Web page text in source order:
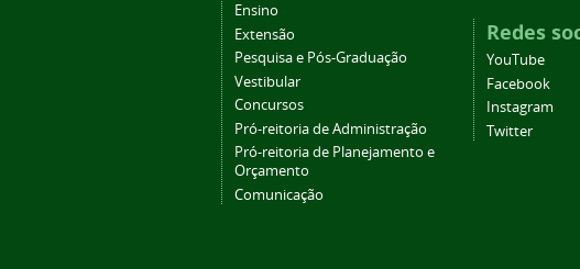
Ensino
Extensão
Pesquisa e Pós-Graduação
Vestibular
Concursos
Pró-reitoria de Administração
Pró-reitoria de Planejamento e
Orçamento
Comunicação
Redes
YouTube
Facebook
Instagram
Twitter